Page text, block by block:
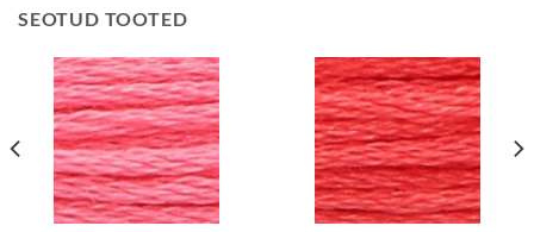
SEOTUD TOOTED